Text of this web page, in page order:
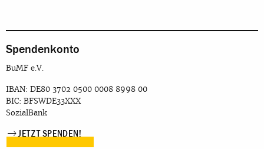
Spendenkonto
BuMF e.V.
IBAN: DE80 3702 0500 0008 8998 00
BIC: BFSWDE33XXX
SozialBank
JETZT SPENDEN!